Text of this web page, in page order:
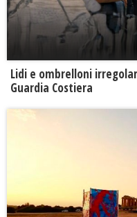
Lidi e ombrelloni
Guardia Costiera